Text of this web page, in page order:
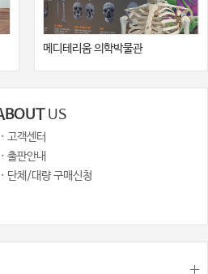
메디테리움 의학박물관
US
· 고객센터
· 출판안내
· 단체/대량 구매신청